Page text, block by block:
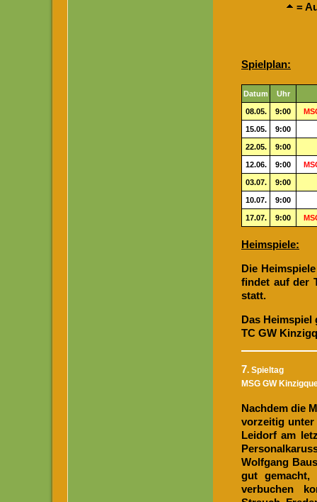
=
Spielplan:
Datum Uhr
08.05. 9:00
15.05. 9:00
22.05. 9:00
12.06. 9:00
03.07. 9:00
10.07. 9:00
17.07. 9:00
Heimspiele:
Die
findet auf der
statt.
Das Heimspiel
TC GW
7. Spieltag
MSG GW
Nachdem die
vorzeitig unter
Leidorf am
Wolfgang
gut
verbuchen